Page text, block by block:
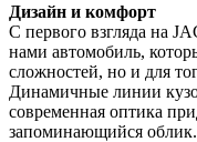
Дизайн и комфорт
С первого взгляда на
нами автомобиль,
сложностей, но и для
Динамичные линии
современная оптика
запоминающийся облик.